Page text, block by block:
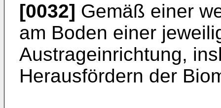
[0032] Gemäß einer
am Boden einer
Austrageinrichtung,
Herausfördern der